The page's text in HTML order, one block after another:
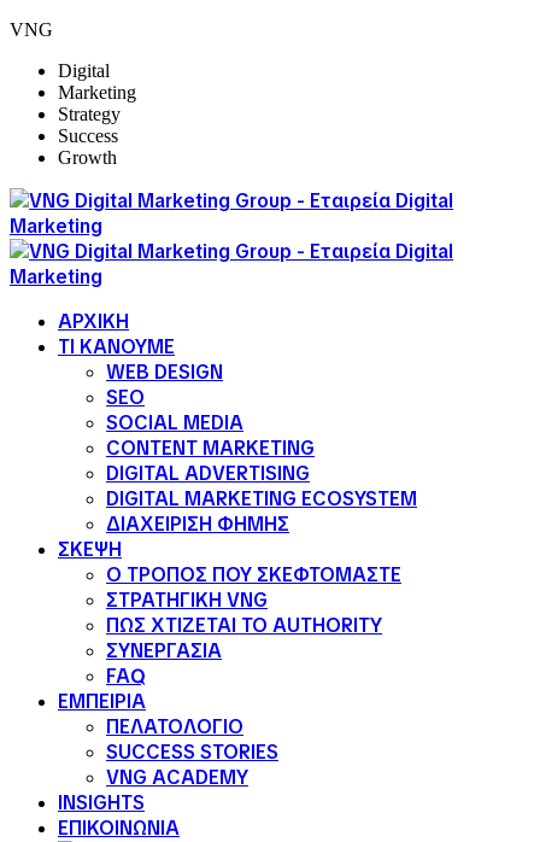
VNG
Digital
Marketing
Strategy
Success
Growth
ΑΡΧΙΚΗ
ΤΙ ΚΑΝΟΥΜΕ
WEB DESIGN
SEO
SOCIAL MEDIA
CONTENT MARKETING
DIGITAL ADVERTISING
DIGITAL MARKETING ECOSYSTEM
ΔΙΑΧΕΙΡΙΣΗ ΦΗΜΗΣ
ΣΚΕΨΗ
Ο ΤΡΟΠΟΣ ΠΟΥ ΣΚΕΦΤΟΜΑΣΤΕ
ΣΤΡΑΤΗΓΙΚΗ VNG
ΠΩΣ ΧΤΙΖΕΤΑΙ ΤΟ AUTHORITY
ΣΥΝΕΡΓΑΣΙΑ
FAQ
ΕΜΠΕΙΡΙΑ
ΠΕΛΑΤΟΛΟΓΙΟ
SUCCESS STORIES
VNG ACADEMY
INSIGHTS
ΕΠΙΚΟΙΝΩΝΙΑ